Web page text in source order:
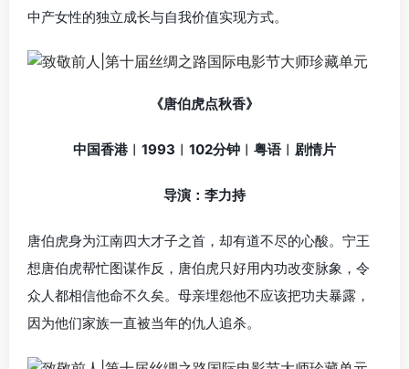
中产女性的独立成长与自我价值实现方式。
《唐伯虎点秋香》
中国香港︱1993︱102分钟︱粤语︱剧情片
导演：李力持
唐伯虎身为江南四大才子之首，却有道不尽的心酸。宁王
想唐伯虎帮忙图谋作反，唐伯虎只好用内功改变脉象，令
众人都相信他命不久矣。母亲埋怨他不应该把功夫暴露，
因为他们家族一直被当年的仇人追杀。